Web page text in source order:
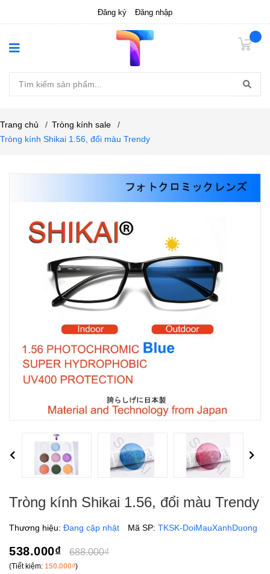
Đăng ký Đăng nhập
Trang chủ / Tròng kính sale
/
Tròng kính Shikai 1.56, đổi màu Trendy
Previous Next
Tròng kính Shikai 1.56, đổi màu Trendy
Thương hiệu: Đang cập nhật Mã SP: TKSK-DoiMauXanhDuong
538.000₫ 688.000₫
(Tiết kiệm: 150.000₫)